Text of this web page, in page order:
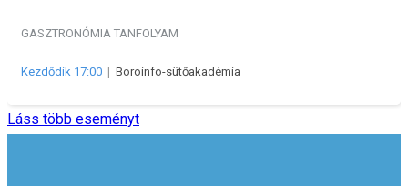
GASZTRONÓMIA TANFOLYAM
Kezdődik 17:00 | Boroinfo-sütőakadémia
Láss több eseményt